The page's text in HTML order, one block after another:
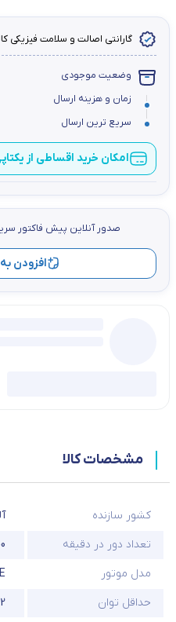
گارانتی اصالت و سلامت فیزیکی
وضعیت موجودی
زمان و هزینه ارسال
سریع ترین ارسال
امکان خرید اقساطی از
صدور آنلاین پيش فاكتور
افزودن
مشخصات کالا
کشور سازنده
تعداد دور در دقیقه
مدل موتور
حداقل توان
252